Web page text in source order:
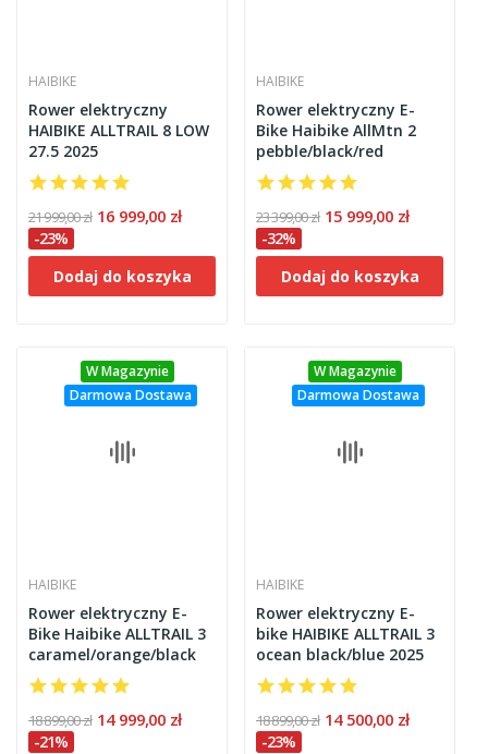
HAIBIKE
Rower elektryczny
HAIBIKE ALLTRAIL 8 LOW
27.5 2025
21 999,00 zł 16 999,00 zł
-23%
Dodaj do koszyka
HAIBIKE
Rower elektryczny E-
Bike Haibike AllMtn 2
pebble/black/red
23 399,00 zł 15 999,00 zł
-32%
Dodaj do koszyka
W Magazynie
Darmowa Dostawa
HAIBIKE
Rower elektryczny E-
Bike Haibike ALLTRAIL 3
caramel/orange/black
18 899,00 zł 14 999,00 zł
-21%
W Magazynie
Darmowa Dostawa
HAIBIKE
Rower elektryczny E-
bike HAIBIKE ALLTRAIL 3
ocean black/blue 2025
18 899,00 zł 14 500,00 zł
-23%